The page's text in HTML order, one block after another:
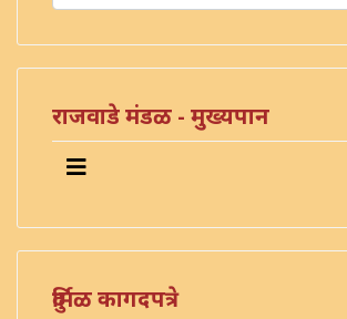
राजवाडे मंडळ - मुख्यपान
दुर्मिळ कागदपत्रे